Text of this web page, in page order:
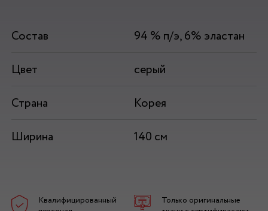
Состав
94 % п/э, 6% эластан
Цвет
серый
Страна
Корея
Ширина
140 см
Квалифицированный
Только оригинальные